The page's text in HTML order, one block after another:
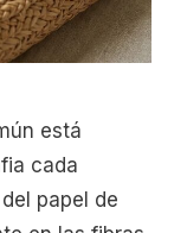
está
cada
papel de